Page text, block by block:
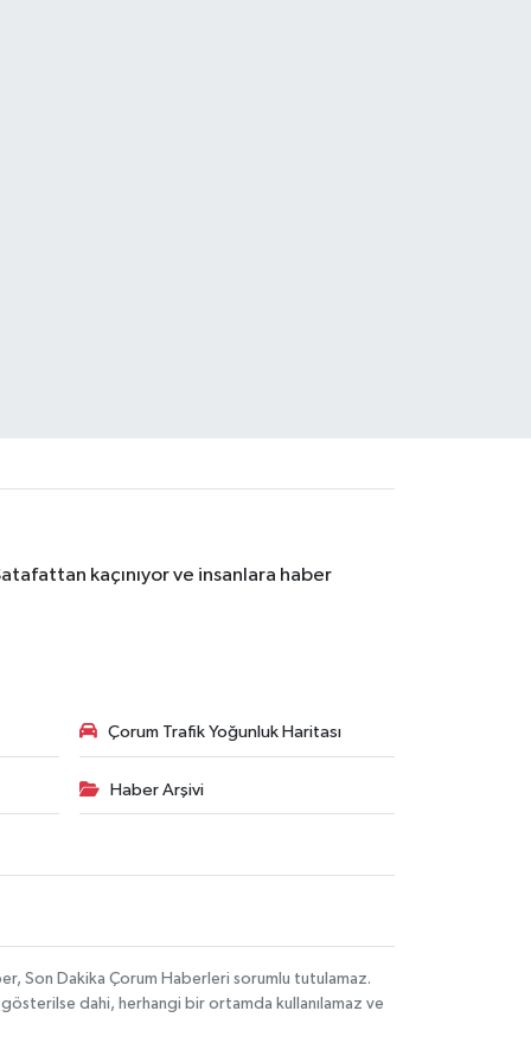
kaçınıyor ve insanlara haber
Çorum Trafik Yoğunluk Haritası
Haber Arşivi
Son Dakika Çorum Haberleri sorumlu tutulamaz.
gösterilse dahi, herhangi bir ortamda kullanılamaz ve